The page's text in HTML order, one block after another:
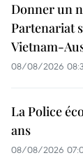
Donner un
Partenariat
Vietnam-
08/08/2026
La Police
ans
08/08/2026